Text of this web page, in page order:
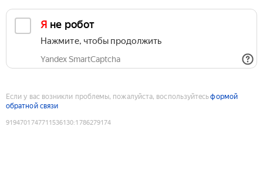
Я не робот
Нажмите, чтобы продолжить
Yandex SmartCaptcha
Если у вас возникли проблемы, пожалуйста, воспользуйтесьформой
обратной связи
9194701747711536130:1786279174